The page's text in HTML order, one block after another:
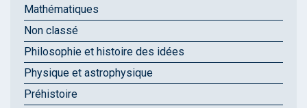
Mathématiques
Non classé
Philosophie et histoire des idées
Physique et astrophysique
Préhistoire